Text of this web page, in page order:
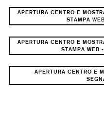
APERTURA CENTRO E
STAMPA
APERTURA CENTRO E
STAMPA WEB
APERTURA CENTRO E